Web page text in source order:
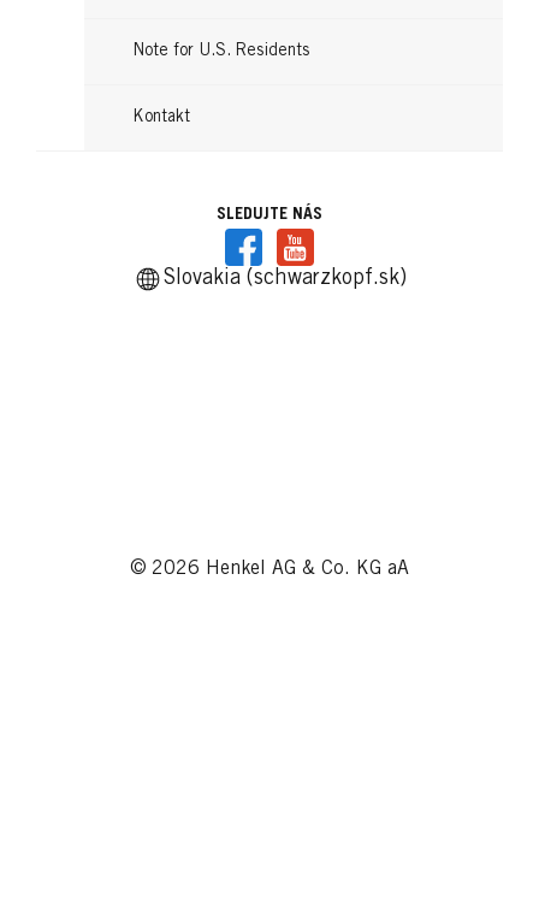
Note for U.S. Residents
Kontakt
SLEDUJTE NÁS
Slovakia (schwarzkopf.sk)
© 2026 Henkel AG & Co. KG aA